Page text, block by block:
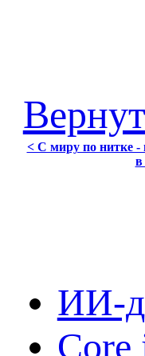
< С миру по нитке -
в
ИИ-
Core